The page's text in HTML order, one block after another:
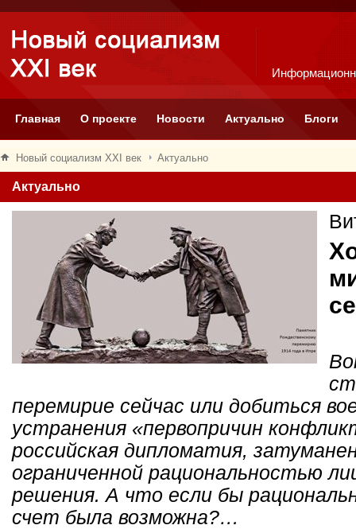
Главная О проекте Новости Актуально Блоги
Новый социализм XXI век Актуально
Актуально
перемирие сейчас или добиться
устранения «первопричин
российская дипломатия,
ограниченной рациональностью
решения. А что если бы
счет была возможна?…